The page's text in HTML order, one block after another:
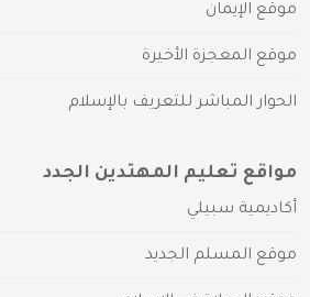
موقع الإيمان
موقع المعجزة الأخيرة
الحوار المباشر للتعريف بالإسلام
مواقع تعليم المهتدين الجدد
أكاديمية سبيلي
موقع المسلم الجديد